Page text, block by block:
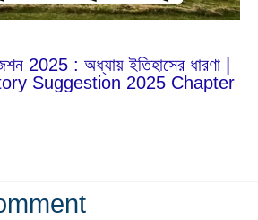
2025 : অধ্যায় ইতিহাসের ধারণা |
Suggestion 2025 Chapter